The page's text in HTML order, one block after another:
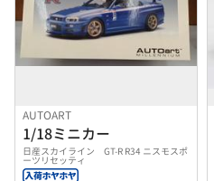
AUTOART
1/18ミニカー
日産スカイライン GT-R R34 ニスモスポ
ーツリセッティ